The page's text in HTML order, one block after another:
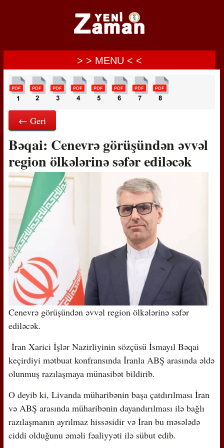
> > MENU < <
← Geri
Bəqai: Cenevrə görüşündən əvvəl
region ölkələrinə səfər ediləcək
Cenevrə görüşündən əvvəl region ölkələrinə səfər
ediləcək.
İran Xarici İşlər Nazirliyinin sözçüsü İsmayıl Bəqai
keçirdiyi mətbuat konfransında İranla ABŞ arasında əldə
olunmuş razılaşmaya münasibət bildirib.
O deyib ki, Livanda müharibənin başa çatdırılması İran
və ABŞ arasında müharibənin dayandırılması ilə bağlı
razılaşmanın ayrılmaz hissəsidir və İran bu məsələdə
ciddi olduğunu əməli fəaliyyəti ilə sübut edib.